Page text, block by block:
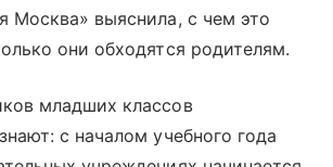
Москва» выяснила, с чем это
они обходятся родителям.
младших классов
с началом учебного года